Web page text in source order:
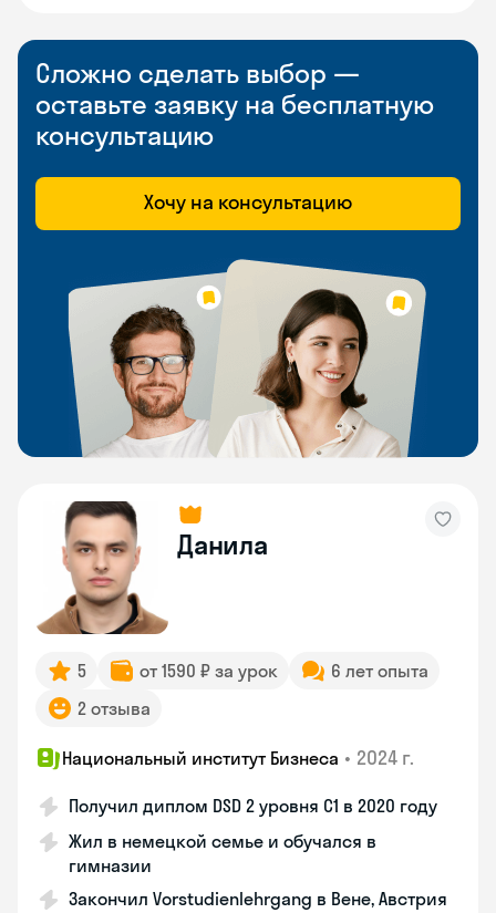
Сложно сделать выбор —
оставьте заявку на бесплатную
консультацию
Хочу на консультацию
Данила
5 от 1590 ₽ за урок
6 лет опыта
2 отзыва
Национальный институт Бизнеса • 2024 г.
Получил диплом DSD 2 уровня С1 в 2020 году
Жил в немецкой семье и обучался в
гимназии
Закончил Vorstudienlehrgang в Вене, Австрия